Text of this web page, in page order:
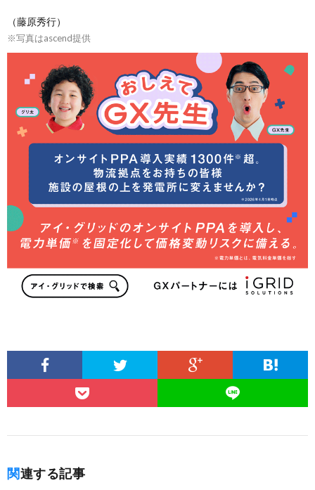
（藤原秀行）
※写真はascend提供
関連する記事